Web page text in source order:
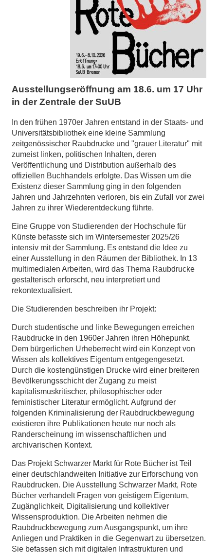
Ausstellungseröffnung am 18.6. um 17 Uhr
in der Zentrale der SuUB
In den frühen 1970er Jahren entstand in der Staats- und
Universitätsbibliothek eine kleine Sammlung
zeitgenössischer Raubdrucke und "grauer Literatur" mit
zumeist linken, politischen Inhalten, deren
Veröffentlichung und Distribution außerhalb des
offiziellen Buchhandels erfolgte. Das Wissen um die
Existenz dieser Sammlung ging in den folgenden
Jahren und Jahrzehnten verloren, bis ein Zufall vor zwei
Jahren zu ihrer Wiederentdeckung führte.
Eine Gruppe von Studierenden der Hochschule für
Künste befasste sich im Wintersemester 2025/26
intensiv mit der Sammlung. Es entstand die Idee zu
einer Ausstellung in den Räumen der Bibliothek. In 13
multimedialen Arbeiten, wird das Thema Raubdrucke
gestalterisch erforscht, neu interpretiert und
rekontextualisiert.
Die Studierenden beschreiben ihr Projekt:
Durch studentische und linke Bewegungen erreichen
Raubdrucke in den 1960er Jahren ihren Höhepunkt.
Dem bürgerlichen Urheberrecht wird ein Konzept von
Wissen als kollektives Eigentum entgegengesetzt.
Durch die kostengünstigen Drucke wird einer breiteren
Bevölkerungsschicht der Zugang zu meist
kapitalismuskritischer, philosophischer oder
feministischer Literatur ermöglicht. Aufgrund der
folgenden Kriminalisierung der Raubdruckbewegung
existieren ihre Publikationen heute nur noch als
Randerscheinung im wissenschaftlichen und
archivarischen Kontext.
Das Projekt Schwarzer Markt für Rote Bücher ist Teil
einer deutschlandweiten Initiative zur Erforschung von
Raubdrucken. Die Ausstellung Schwarzer Markt, Rote
Bücher verhandelt Fragen von geistigem Eigentum,
Zugänglichkeit, Digitalisierung und kollektiver
Wissensproduktion. Die Arbeiten nehmen die
Raubdruckbewegung zum Ausgangspunkt, um ihre
Anliegen und Praktiken in die Gegenwart zu übersetzen.
Sie befassen sich mit digitalen Infrastrukturen und